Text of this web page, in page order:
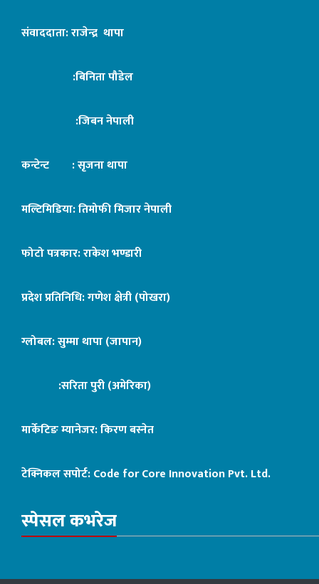
संवाददाता: राजेन्द्र थापा
:बिनिता पौडेल
:जिबन नेपाली
कन्टेन्ट : सृजना थापा
मल्टिमिडिया: तिमोफी मिजार नेपाली
फोटो पत्रकार: राकेश भण्डारी
प्रदेश प्रतिनिधि: गणेश क्षेत्री (पोखरा)
ग्लोबल: सुम्मा थापा (जापान)
:सरिता पुरी (अमेरिका)
मार्केटिङ म्यानेजर: किरण बस्नेत
टेक्निकल सपोर्ट:Code for Core Innovation Pvt. Ltd.
स्पेसल कभरेज